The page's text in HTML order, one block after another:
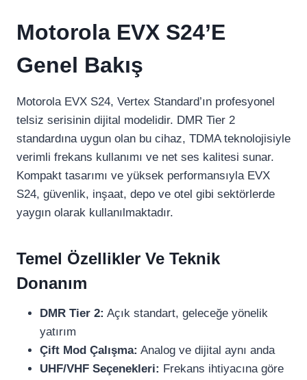
Motorola EVX S24’e
Genel Bakış
Motorola EVX S24, Vertex Standard’ın profesyonel
telsiz serisinin dijital modelidir. DMR Tier 2
standardına uygun olan bu cihaz, TDMA teknolojisiyle
verimli frekans kullanımı ve net ses kalitesi sunar.
Kompakt tasarımı ve yüksek performansıyla EVX
S24, güvenlik, inşaat, depo ve otel gibi sektörlerde
yaygın olarak kullanılmaktadır.
Temel Özellikler Ve Teknik
Donanım
DMR Tier 2: Açık standart, geleceğe yönelik
yatırım
Çift Mod Çalışma: Analog ve dijital aynı anda
UHF/VHF Seçenekleri: Frekans ihtiyacına göre